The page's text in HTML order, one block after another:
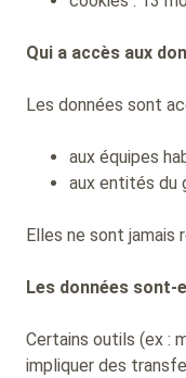
Qui a accès aux
Les données sont
aux équipes
aux entités du
Elles ne sont jamais
Les données sont-
Certains outils (ex :
impliquer des